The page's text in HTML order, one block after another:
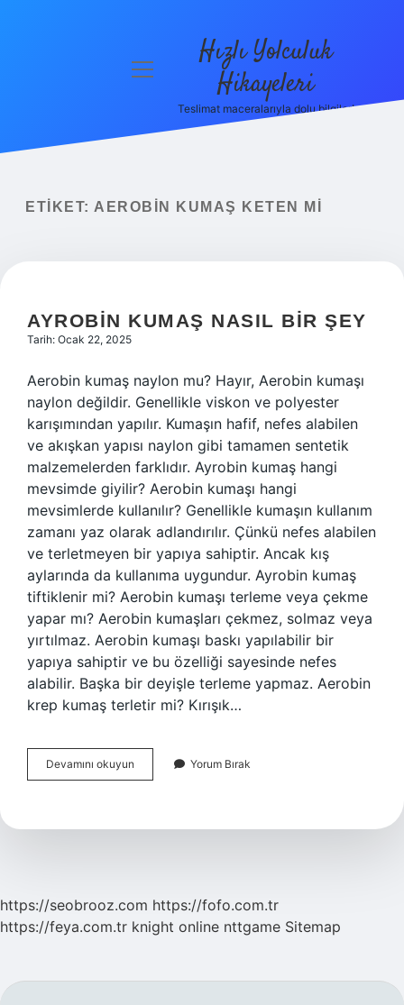
menüyü
Hızlı Yolculuk
Hikayeleri
Teslimat maceralarıyla dolu bilgiler!
ETIKET: AEROBIN KUMAŞ KETEN MI
AYROBIN KUMAŞ NASIL BIR ŞEY
Tarih: Ocak 22, 2025
Aerobin kumaş naylon mu? Hayır, Aerobin kumaşı
naylon değildir. Genellikle viskon ve polyester
karışımından yapılır. Kumaşın hafif, nefes alabilen
ve akışkan yapısı naylon gibi tamamen sentetik
malzemelerden farklıdır. Ayrobin kumaş hangi
mevsimde giyilir? Aerobin kumaşı hangi
mevsimlerde kullanılır? Genellikle kumaşın kullanım
zamanı yaz olarak adlandırılır. Çünkü nefes alabilen
ve terletmeyen bir yapıya sahiptir. Ancak kış
aylarında da kullanıma uygundur. Ayrobin kumaş
tiftiklenir mi? Aerobin kumaşı terleme veya çekme
yapar mı? Aerobin kumaşları çekmez, solmaz veya
yırtılmaz. Aerobin kumaşı baskı yapılabilir bir
yapıya sahiptir ve bu özelliği sayesinde nefes
alabilir. Başka bir deyişle terleme yapmaz. Aerobin
krep kumaş terletir mi? Kırışık…
Devamını okuyun
Kumaş
Şey
Yorum Bırak
https://seobrooz.com https://fofo.com.tr
https://feya.com.tr knight online nttgame Sitemap